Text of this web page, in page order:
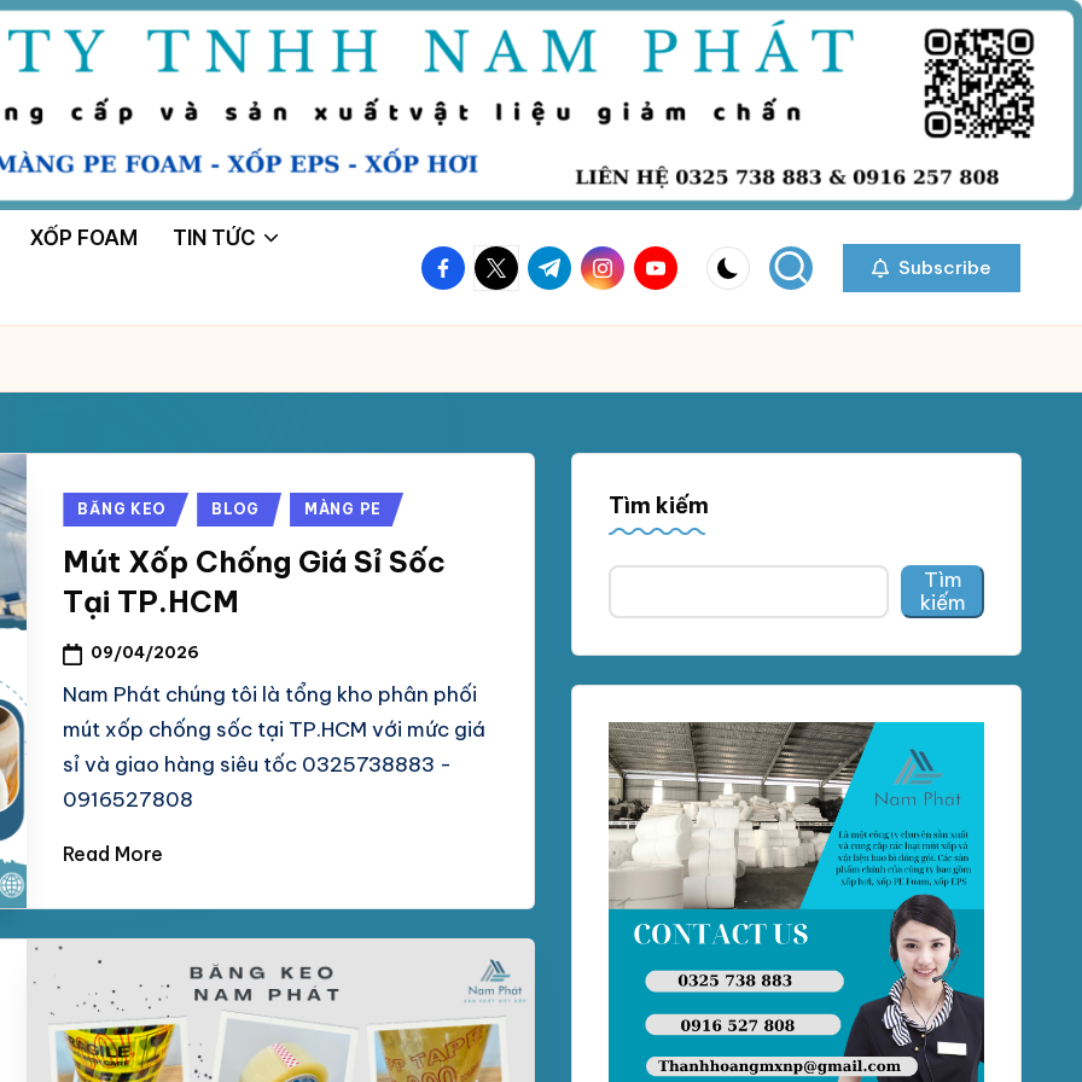
XỐP FOAM TIN TỨC
facebook.com
twitter.com
t.me instagram.com
youtube.com Subscribe
Posted
BĂNG KEO BLOG MÀNG PE
Mút Xốp Chống Giá Sỉ Sốc
Tại TP.HCM
09/04/2026
Nam Phát chúng tôi là tổng kho phân phối
mút xốp chống sốc tại TP.HCM với mức giá
sỉ và giao hàng siêu tốc 0325738883 -
0916527808
Read More
Tìm kiếm
Tìm
kiếm